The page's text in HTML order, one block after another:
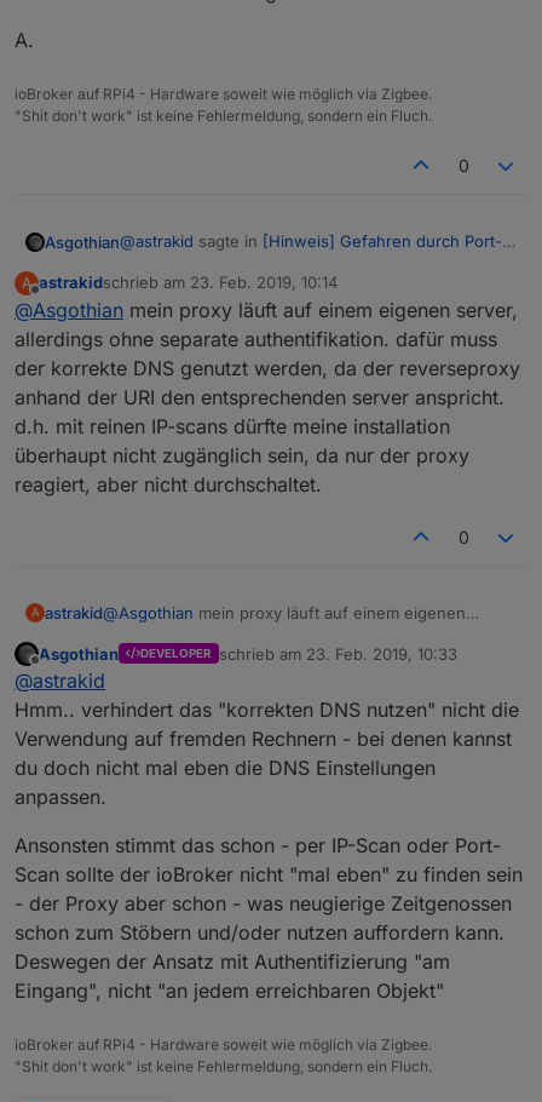
A.
ioBroker auf RPi4 - Hardware soweit wie möglich via Zigbee.
"Shit don't work" ist keine Fehlermeldung, sondern ein Fluch.
0
Asgothian@astrakid sagte in [Hinweis] Gefahren durch Port-
der 1. punkt würde mittels fail2ban nur auf
fehlverhalten seitens des anwenders relevant
werden, der 2. wäre durch ein aktuelles
system (iobroker + reverseproxy) halbwegs
überschaubar.
als unter einsatz eines vpns, aber die
komfortabilität (inkl. bei meinen
Aus meiner Sicht ist das nur akzeptabel sicher wenn
der Proxy auf eigener Hardware läuft.
eine Anmeldung auf dem Proxy notwendig ist
das System mit dem Proxy genau diesen einen
Port nach außen offen hat
Ob das dann von der Nutzung noch einen höheren
A.
A
Offline
astrakidschrieb am 23. Feb. 2019, 10:14
zuletzt editiert von
@Asgothian mein proxy läuft auf einem eigenen server,
allerdings ohne separate authentifikation. dafür muss
der korrekte DNS genutzt werden, da der reverseproxy
anhand der URI den entsprechenden server anspricht.
d.h. mit reinen IP-scans dürfte meine installation
überhaupt nicht zugänglich sein, da nur der proxy
reagiert, aber nicht durchschaltet.
0
A astrakid@Asgothian mein proxy läuft auf einem eigenen
muss der korrekte DNS genutzt werden, da der
server anspricht. d.h. mit reinen IP-scans dürfte meine
installation überhaupt nicht zugänglich sein, da nur der
proxy reagiert, aber nicht durchschaltet.
Offline
Asgothian DEVELOPER schrieb am 23. Feb. 2019, 10:33
zuletzt editiert von
@astrakid
Hmm.. verhindert das "korrekten DNS nutzen" nicht die
Verwendung auf fremden Rechnern - bei denen kannst
du doch nicht mal eben die DNS Einstellungen
anpassen.
Ansonsten stimmt das schon - per IP-Scan oder Port-
Scan sollte der ioBroker nicht "mal eben" zu finden sein
- der Proxy aber schon - was neugierige Zeitgenossen
schon zum Stöbern und/oder nutzen auffordern kann.
Deswegen der Ansatz mit Authentifizierung "am
Eingang", nicht "an jedem erreichbaren Objekt"
ioBroker auf RPi4 - Hardware soweit wie möglich via Zigbee.
"Shit don't work" ist keine Fehlermeldung, sondern ein Fluch.